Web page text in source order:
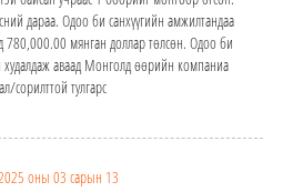
дараа. Одоо би санхүүгийн амжилтандаа
мянган доллар төлсөн. Одоо би
аваад Монголд өөрийн компаниа
сорилттой тулгарс
оны 03 сарын 13